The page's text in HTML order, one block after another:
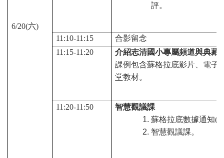
6/20(六)
評。
11:10-11:15
合影留念
11:15-11:20
介紹志清國小專屬頻道與典藏
課例包含蘇格拉底影片、電子
堂教材。
11:20-11:50
智慧觀議課
蘇格拉底數據通知(
智慧觀議課。